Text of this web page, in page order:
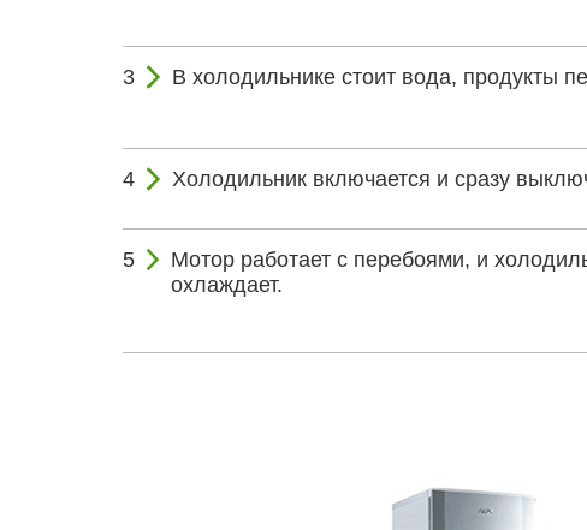
В холодильнике стоит вода, продукты
Холодильник включается и сразу
Мотор работает с перебоями, и
охлаждает.